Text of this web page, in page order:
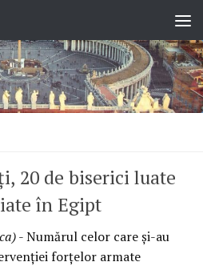
20 de biserici luate
în Egipt
- Numărul celor care şi-au
forţelor armate